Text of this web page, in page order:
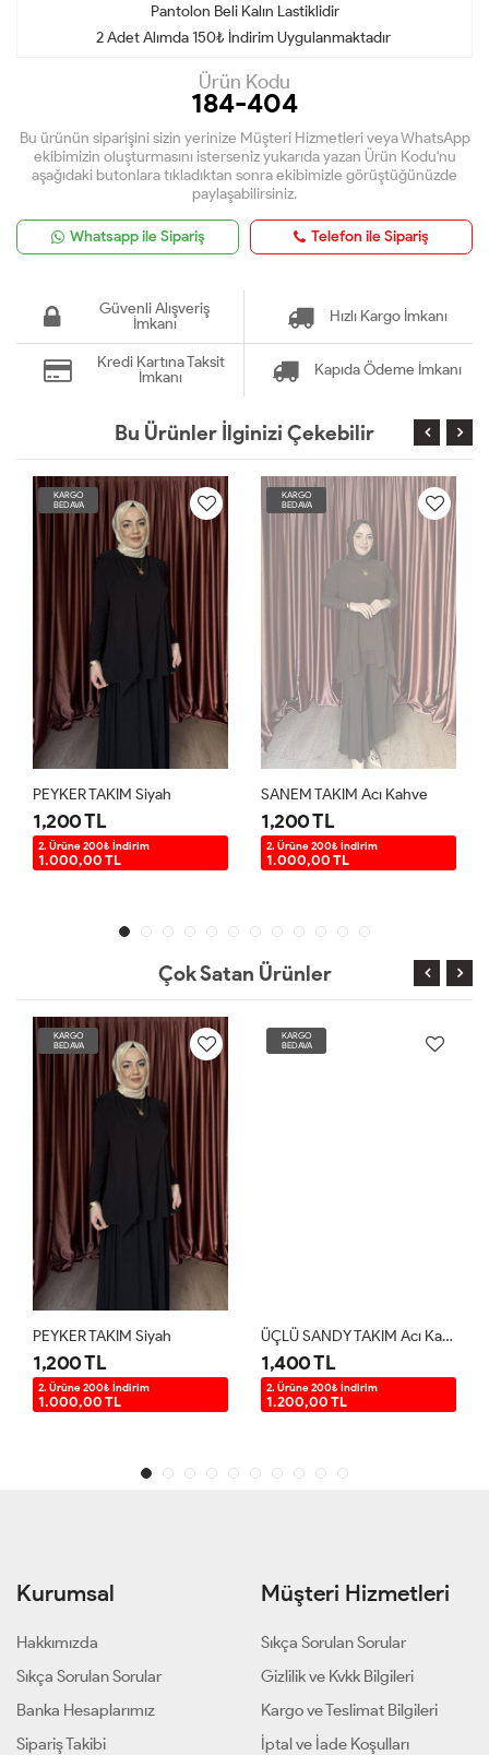
Pantolon Beli Kalın Lastiklidir
2 Adet Alımda 150₺ İndirim Uygulanmaktadır
Ürün Kodu
184-404
Bu ürünün siparişini sizin yerinize Müşteri Hizmetleri veya WhatsApp
ekibimizin oluşturmasını isterseniz yukarıda yazan Ürün Kodu'nu
aşağıdaki butonlara tıkladıktan sonra ekibimizle görüştüğünüzde
paylaşabilirsiniz.
Whatsapp ile Sipariş Telefon ile Sipariş
Güvenli Alışveriş
İmkanı
Hızlı Kargo İmkanı
Kredi Kartına Taksit
İmkanı
Kapıda Ödeme İmkanı
Bu Ürünler İlginizi Çekebilir
KARGO
BEDAVA
PEYKER TAKIM Siyah
1,200 TL
2. Ürüne 200₺ İndirim
1.000,00 TL
KARGO
BEDAVA
SANEM TAKIM Acı Kahve
1,200 TL
2. Ürüne 200₺ İndirim
1.000,00 TL
Çok Satan Ürünler
KARGO
BEDAVA
PEYKER TAKIM Siyah
1,200 TL
2. Ürüne 200₺ İndirim
1.000,00 TL
KARGO
BEDAVA
ÜÇLÜ SANDY TAKIM Acı Kahve
1,400 TL
2. Ürüne 200₺ İndirim
1.200,00 TL
Kurumsal
Hakkımızda
Sıkça Sorulan Sorular
Banka Hesaplarımız
Sipariş Takibi
Müşteri Hizmetleri
Sıkça Sorulan Sorular
Gizlilik ve Kvkk Bilgileri
Kargo ve Teslimat Bilgileri
İptal ve İade Koşulları